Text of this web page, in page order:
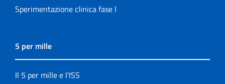
Sperimentazione clinica fase I
5 per mille
Il 5 per mille e l'ISS